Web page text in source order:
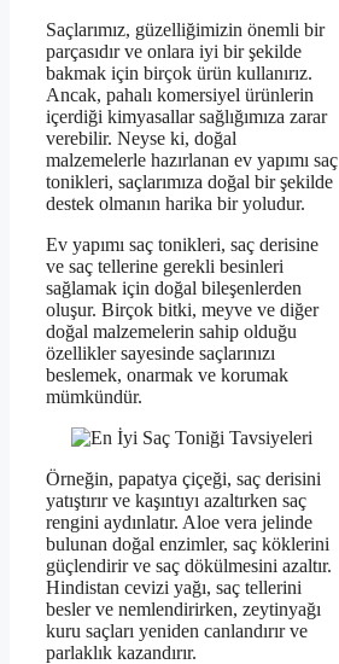
Saçlarımız, güzelliğimizin önemli bir
parçasıdır ve onlara iyi bir şekilde
bakmak için birçok ürün kullanırız.
Ancak, pahalı komersiyel ürünlerin
içerdiği kimyasallar sağlığımıza zarar
verebilir. Neyse ki, doğal
malzemelerle hazırlanan ev yapımı saç
tonikleri, saçlarımıza doğal bir şekilde
destek olmanın harika bir yoludur.
Ev yapımı saç tonikleri, saç derisine
ve saç tellerine gerekli besinleri
sağlamak için doğal bileşenlerden
oluşur. Birçok bitki, meyve ve diğer
doğal malzemelerin sahip olduğu
özellikler sayesinde saçlarınızı
beslemek, onarmak ve korumak
mümkündür.
Örneğin, papatya çiçeği, saç derisini
yatıştırır ve kaşıntıyı azaltırken saç
rengini aydınlatır. Aloe vera jelinde
bulunan doğal enzimler, saç köklerini
güçlendirir ve saç dökülmesini azaltır.
Hindistan cevizi yağı, saç tellerini
besler ve nemlendirirken, zeytinyağı
kuru saçları yeniden canlandırır ve
parlaklık kazandırır.